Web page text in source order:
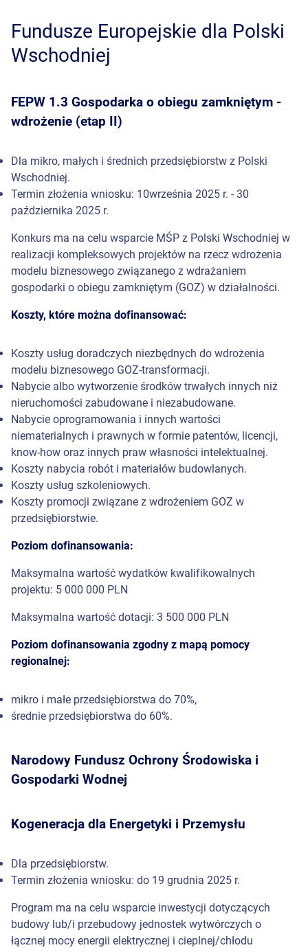
Fundusze Europejskie dla Polski
Wschodniej
FEPW 1.3 Gospodarka o obiegu zamkniętym -
wdrożenie (etap II)
Dla mikro, małych i średnich przedsiębiorstw z Polski
Wschodniej.
Termin złożenia wniosku: 10września 2025 r. - 30
października 2025 r.
Konkurs ma na celu wsparcie MŚP z Polski Wschodniej w
realizacji kompleksowych projektów na rzecz wdrożenia
modelu biznesowego związanego z wdrażaniem
gospodarki o obiegu zamkniętym (GOZ) w działalności.
Koszty, które można dofinansować:
Koszty usług doradczych niezbędnych do wdrożenia
modelu biznesowego GOZ-transformacji.
Nabycie albo wytworzenie środków trwałych innych niż
nieruchomości zabudowane i niezabudowane.
Nabycie oprogramowania i innych wartości
niematerialnych i prawnych w formie patentów, licencji,
know-how oraz innych praw własności intelektualnej.
Koszty nabycia robót i materiałów budowlanych.
Koszty usług szkoleniowych.
Koszty promocji związane z wdrożeniem GOZ w
przedsiębiorstwie.
Poziom dofinansowania:
Maksymalna wartość wydatków kwalifikowalnych
projektu: 5 000 000 PLN
Maksymalna wartość dotacji: 3 500 000 PLN
Poziom dofinansowania zgodny z mapą pomocy
regionalnej:
mikro i małe przedsiębiorstwa do 70%,
średnie przedsiębiorstwa do 60%.
Narodowy Fundusz Ochrony Środowiska i
Gospodarki Wodnej
Kogeneracja dla Energetyki i Przemysłu
Dla przedsiębiorstw.
Termin złożenia wniosku: do 19 grudnia 2025 r.
Program ma na celu wsparcie inwestycji dotyczących
budowy lub/i przebudowy jednostek wytwórczych o
łącznej mocy energii elektrycznej i cieplnej/chłodu